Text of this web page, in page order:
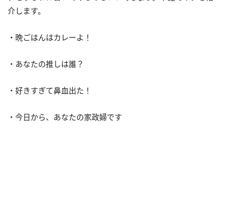
介します。
・晩ごはんはカレーよ！
・あなたの推しは誰？
・好きすぎて鼻血出た！
・今日から、あなたの家政婦です